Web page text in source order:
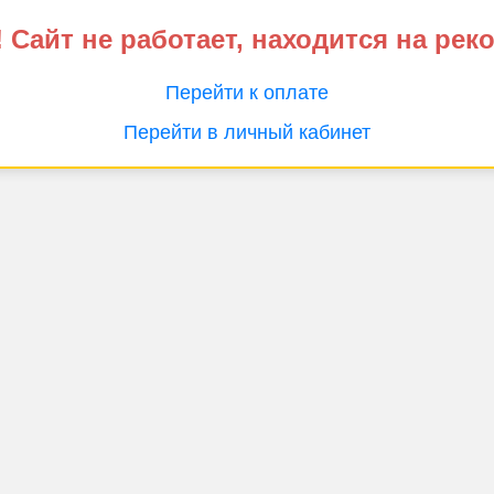
не работает, находится на
Перейти к оплате
Перейти в личный кабинет